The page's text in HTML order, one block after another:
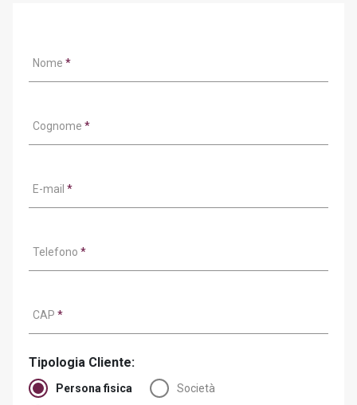
Nome *
Cognome *
E-mail *
Telefono *
CAP *
Tipologia Cliente:
Persona fisica Società